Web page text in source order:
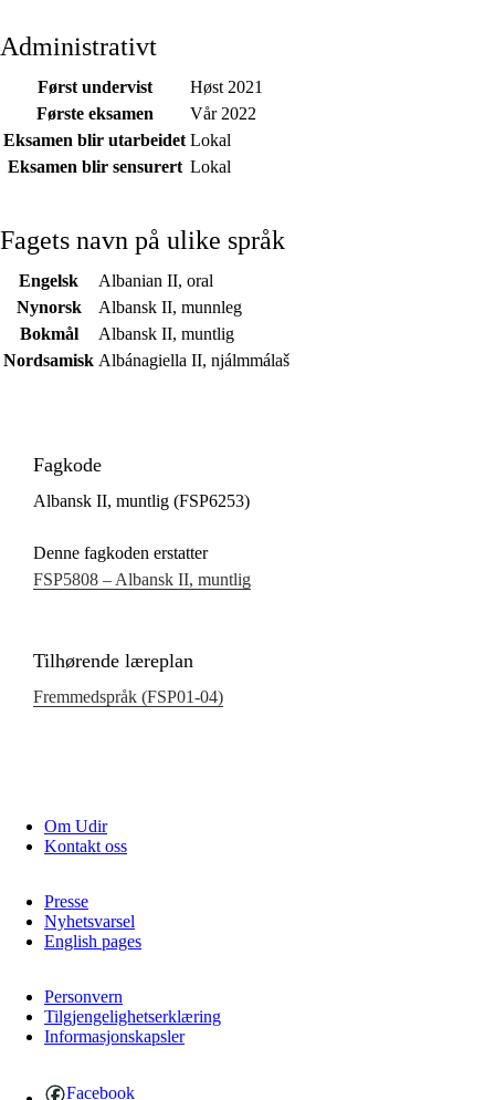
Administrativt
Først undervist
Høst 2021
Første eksamen
Vår 2022
Eksamen blir utarbeidet Lokal
Eksamen blir sensurert Lokal
Fagets navn på ulike språk
Engelsk
Albanian II, oral
Nynorsk
Albansk II, munnleg
Bokmål
Albansk II, muntlig
Nordsamisk Albánagiella II, njálmmálaš
Fagkode
Albansk II, muntlig (FSP6253)
Denne fagkoden erstatter
FSP5808 – Albansk II, muntlig
Tilhørende læreplan
Fremmedspråk (FSP01‑04)
Om Udir
Kontakt oss
Presse
Nyhetsvarsel
English pages
Personvern
Tilgjengelighetserklæring
Informasjonskapsler
Facebook